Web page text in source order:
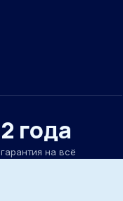
2 года
гарантия на всё